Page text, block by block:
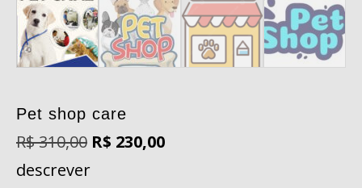
Pet shop care
R$310,00 O
preço
R$ 230,00O
descrever